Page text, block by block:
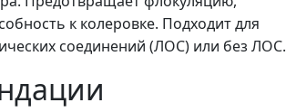
к колеровке. Подходит для
соединений (ЛОС) или без ЛОС.